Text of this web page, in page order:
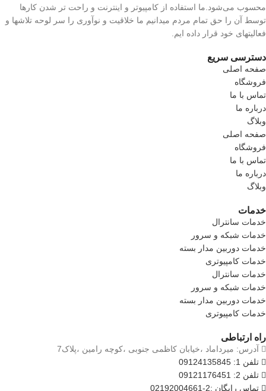
محسوب می‌شود.ما استفاده از کامپیوتر و اینترنت و راحت تر شدن کارها
توسط آن را حق تمام مردم میدانیم ما خلاقیت و نوآوری را سر لوحه تلاشها و
فعالیتهای خود قرار داده ایم.
دسترسی سریع
صفحه اصلی
فروشگاه
تماس با ما
درباره ما
وبلاگ
صفحه اصلی
فروشگاه
تماس با ما
درباره ما
وبلاگ
خدمات
خدمات سانترال
خدمات شبکه و سرور
خدمات دوربین مدار بسته
خدمات کامپیوتری
خدمات سانترال
خدمات شبکه و سرور
خدمات دوربین مدار بسته
خدمات کامپیوتری
راه ارتباطی
آدرس: میرداماد ،خیابان کاظمی جنوبی ،کوچه رامین ،پلاک7
تلفن 1: 09124135845
تلفن 2: 09121176451
تماس رایگان :2-02192004661